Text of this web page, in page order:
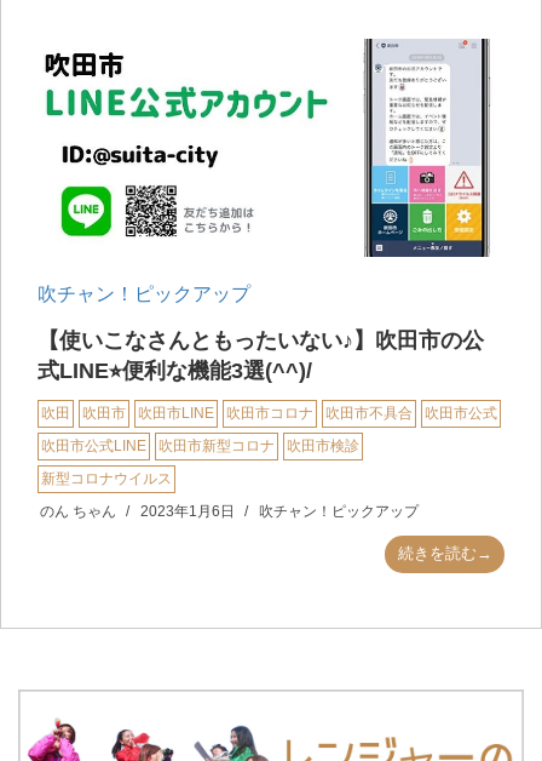
吹チャン！ピックアップ
【使いこなさんともったいない♪】吹田市の公
式LINE⭐︎便利な機能3選(^^)/
吹田 吹田市 吹田市LINE 吹田市コロナ 吹田市不具合
吹田市公式
吹田市公式LINE
吹田市新型コロナ
吹田市検診
新型コロナウイルス
のん ちゃん
2023年1月6日 吹チャン！ピックアップ
続きを読む→